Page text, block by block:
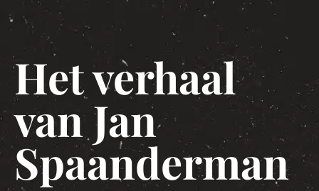
Het verhaal
van Jan
Spaanderman